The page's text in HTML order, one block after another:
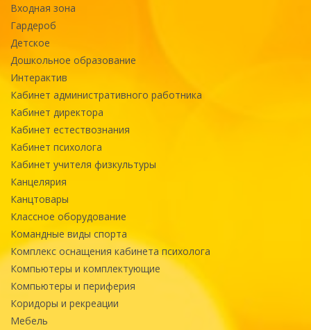
Входная зона
Гардероб
Детское
Дошкольное образование
Интерактив
Кабинет административного работника
Кабинет директора
Кабинет естествознания
Кабинет психолога
Кабинет учителя физкультуры
Канцелярия
Канцтовары
Классное оборудование
Командные виды спорта
Комплекс оснащения кабинета психолога
Компьютеры и комплектующие
Компьютеры и периферия
Коридоры и рекреации
Мебель